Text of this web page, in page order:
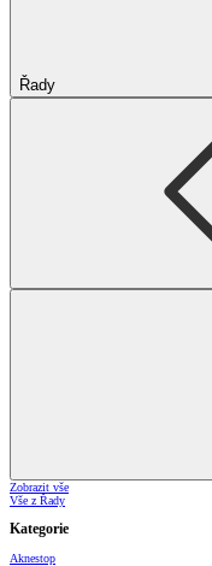
Řady
Zobrazit vše
Vše z Řady
Kategorie
Aknestop